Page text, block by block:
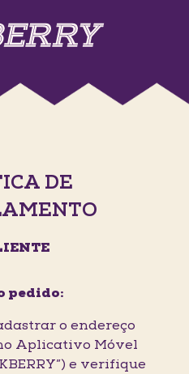
DE
pedido:
o endereço
Aplicativo Móvel
e verifique